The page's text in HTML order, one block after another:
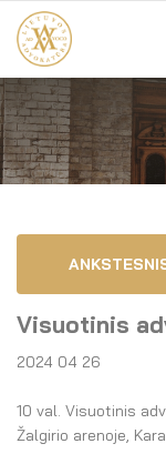
Visuotinis
2024 04 26
10 val. Visuotinis
Žalgirio arenoje,